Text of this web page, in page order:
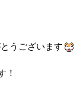
うございます
！